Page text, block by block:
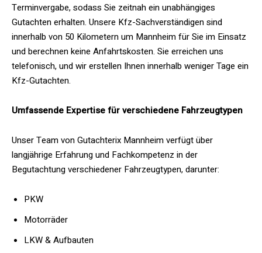
Terminvergabe, sodass Sie zeitnah ein unabhängiges
Gutachten erhalten. Unsere Kfz-Sachverständigen sind
innerhalb von 50 Kilometern um Mannheim für Sie im Einsatz
und berechnen keine Anfahrtskosten. Sie erreichen uns
telefonisch, und wir erstellen Ihnen innerhalb weniger Tage ein
Kfz-Gutachten.
Umfassende Expertise für verschiedene Fahrzeugtypen
Unser Team von Gutachterix Mannheim verfügt über
langjährige Erfahrung und Fachkompetenz in der
Begutachtung verschiedener Fahrzeugtypen, darunter:
PKW
Motorräder
LKW & Aufbauten